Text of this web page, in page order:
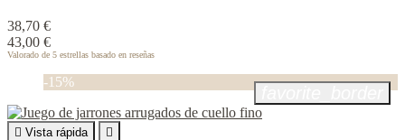
38,70 €
43,00 €
Valorado de 5 estrellas basado en reseñas
-15%
 Vista rápida
